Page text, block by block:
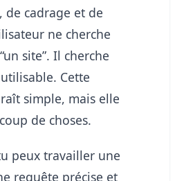
de cadrage et de
ne cherche
site”. Il cherche
Cette
simple, mais elle
de choses.
peux travailler une
requête précise et